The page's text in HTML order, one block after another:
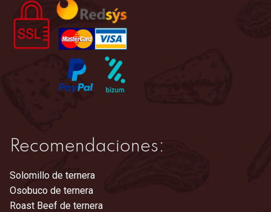
Recomendaciones:
Solomillo de ternera
Osobuco de ternera
Roast Beef de ternera